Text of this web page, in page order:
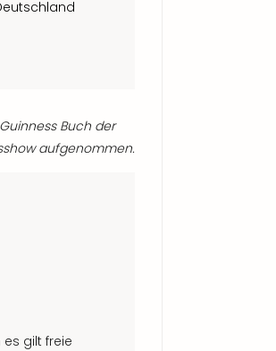
Buch der
aufgenommen.
es gilt freie